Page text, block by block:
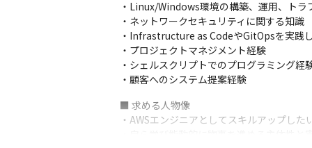
参考：https://cloudbear.jp/case/
（変更の範囲）会社の定める業務
・Linux/Windows環境の構築、運用、トラ
・ネットワークセキュリティに関する知識
・Infrastructure as CodeやGitOpsを実践
・プロジェクトマネジメント経験
・シェルスクリプトでのプログラミング経
・顧客へのシステム提案経験
■ 求める人物像
・AWSエンジニアとしてスキルアップした